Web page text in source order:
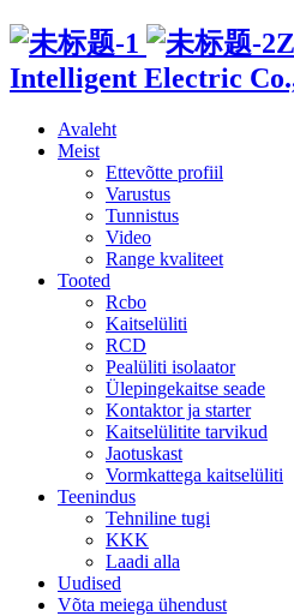
Intelligent Electric
Avaleht
Meist
Ettevõtte profiil
Varustus
Tunnistus
Video
Range kvaliteet
Tooted
Rcbo
Kaitselüliti
RCD
Pealüliti isolaator
Ülepingekaitse seade
Kontaktor ja starter
Kaitselülitite tarvikud
Jaotuskast
Vormkattega kaitselüliti
Teenindus
Tehniline tugi
KKK
Laadi alla
Uudised
Võta meiega ühendust